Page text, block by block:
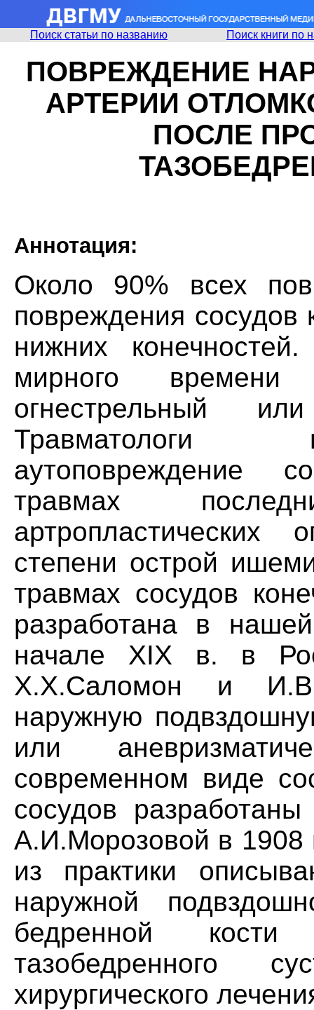
Поиск статьи по названию Поиск книги по
ПОВРЕЖДЕНИЕ
АРТЕРИИ
ПОСЛЕ
Аннотация:
Около 90% всех
повреждения
нижних
мирного
огнестрельный
Травматологи
аутоповреждение
травмах
артропластических
степени острой
травмах сосудов
разработана в
начале XIX в. в
Х.Х.Саломон и
наружную
или
современном виде
сосудов
А.И.Морозовой в 1908
из практики
наружной
бедренной кости
тазобедренного
хирургического